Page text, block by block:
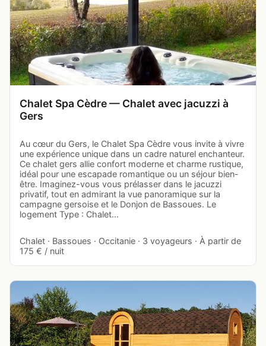
Chalet Spa Cèdre — Chalet avec jacuzzi à
Gers
Au cœur du Gers, le Chalet Spa Cèdre vous invite à vivre
une expérience unique dans un cadre naturel enchanteur.
Ce chalet gers allie confort moderne et charme rustique,
idéal pour une escapade romantique ou un séjour bien-
être. Imaginez-vous vous prélasser dans le jacuzzi
privatif, tout en admirant la vue panoramique sur la
campagne gersoise et le Donjon de Bassoues. Le
logement Type : Chalet…
Chalet · Bassoues · Occitanie · 3 voyageurs · À partir de
175 € / nuit